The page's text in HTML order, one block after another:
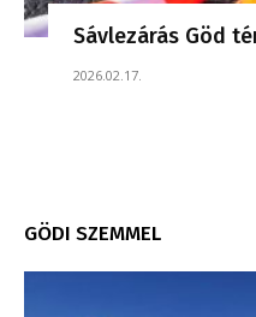
Sávlezárás Göd
2026.02.17.
GÖDI SZEMMEL